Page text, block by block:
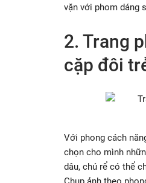
vặn với phom dáng
2. Trang
cặp đôi
Với phong cách
chọn cho mình
dâu, chú rể có thể